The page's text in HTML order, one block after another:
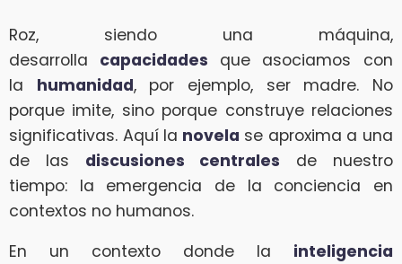
Roz, siendo una máquina,
desarrolla capacidades que asociamos con
la humanidad, por ejemplo, ser madre. No
porque imite, sino porque construye relaciones
significativas. Aquí la novela se aproxima a una
de las discusiones centrales de nuestro
tiempo: la emergencia de la conciencia en
contextos no humanos.
En un contexto donde la inteligencia